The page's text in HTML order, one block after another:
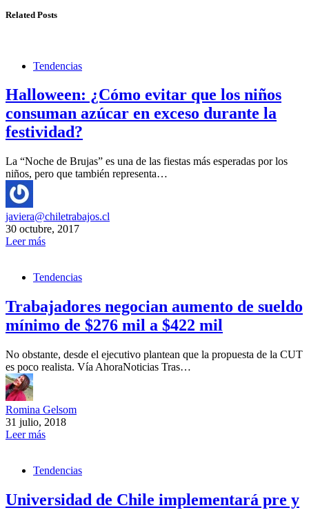
Related Posts
Tendencias
Halloween: ¿Cómo evitar que los niños
consuman azúcar en exceso durante la
festividad?
La “Noche de Brujas” es una de las fiestas más esperadas por los
niños, pero que también representa…
javiera@chiletrabajos.cl
30 octubre, 2017
Leer más
Tendencias
Trabajadores negocian aumento de sueldo
mínimo de $276 mil a $422 mil
No obstante, desde el ejecutivo plantean que la propuesta de la CUT
es poco realista. Vía AhoraNoticias Tras…
Romina Gelsom
31 julio, 2018
Leer más
Tendencias
Universidad de Chile implementará pre y